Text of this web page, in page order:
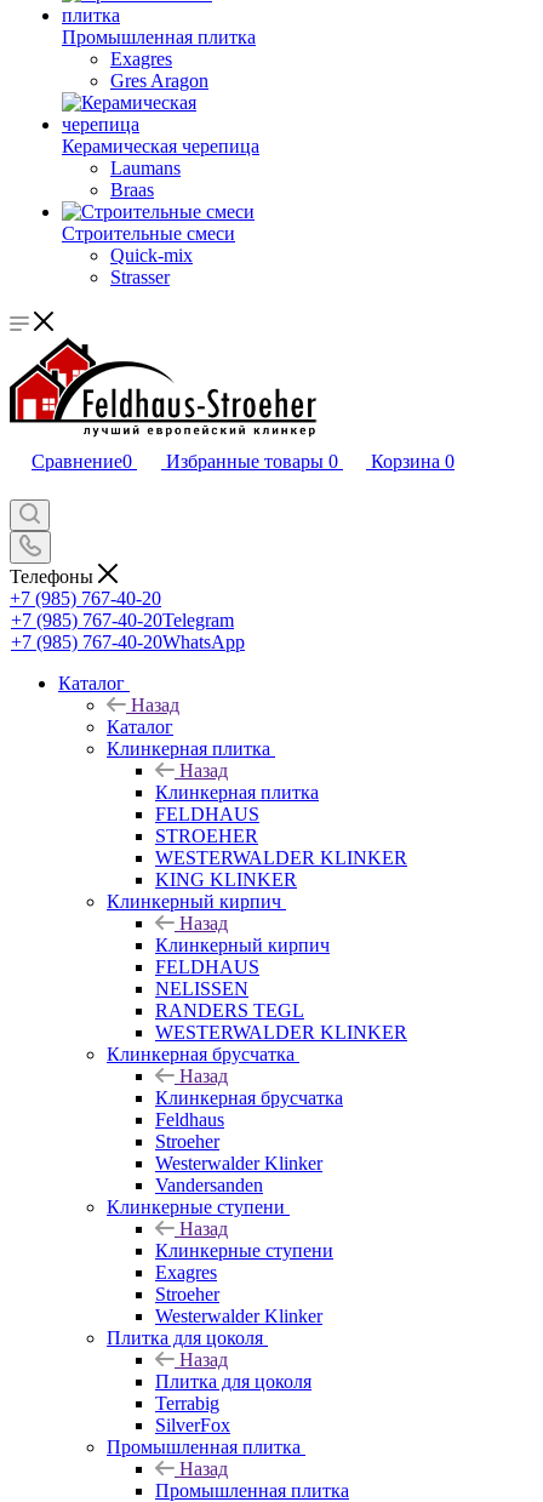
Промышленная плитка
Exagres
Gres Aragon
Керамическая черепица
Laumans
Braas
Строительные смеси
Quick-mix
Strasser
Сравнение0 Избранные товары 0 Корзина 0
Телефоны
+7 (985) 767-40-20
+7 (985) 767-40-20Telegram
+7 (985) 767-40-20WhatsApp
Каталог
Назад
Каталог
Клинкерная плитка
Назад
Клинкерная плитка
FELDHAUS
STROEHER
WESTERWALDER KLINKER
KING KLINKER
Клинкерный кирпич
Назад
Клинкерный кирпич
FELDHAUS
NELISSEN
RANDERS TEGL
WESTERWALDER KLINKER
Клинкерная брусчатка
Назад
Клинкерная брусчатка
Feldhaus
Stroeher
Westerwalder Klinker
Vandersanden
Клинкерные ступени
Назад
Клинкерные ступени
Exagres
Stroeher
Westerwalder Klinker
Плитка для цоколя
Назад
Плитка для цоколя
Terrabig
SilverFox
Промышленная плитка
Назад
Промышленная плитка